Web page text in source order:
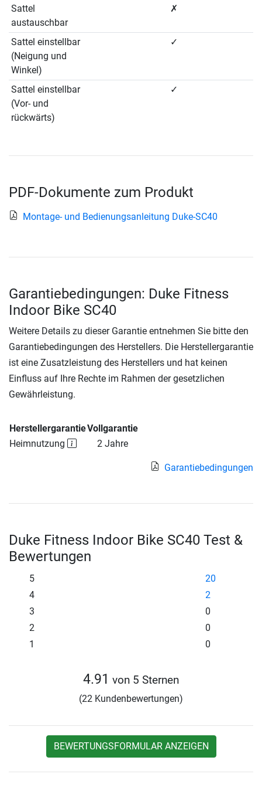
Sattel
austauschbar
✗
Sattel einstellbar
(Neigung und
Winkel)
✓
Sattel einstellbar
(Vor- und
rückwärts)
✓
PDF-Dokumente zum Produkt
Montage- und Bedienungsanleitung Duke-SC40
Garantiebedingungen: Duke Fitness
Indoor Bike SC40
Weitere Details zu dieser Garantie entnehmen Sie bitte den
Garantiebedingungen des Herstellers. Die Herstellergarantie
ist eine Zusatzleistung des Herstellers und hat keinen
Einfluss auf Ihre Rechte im Rahmen der gesetzlichen
Gewährleistung.
HerstellergarantieVollgarantie
Heimnutzung
2 Jahre
Garantiebedingungen
Duke Fitness Indoor Bike SC40 Test &
Bewertungen
5
20
4
2
3
0
2
0
1
0
4.91 von 5 Sternen
(22 Kundenbewertungen)
BEWERTUNGSFORMULAR ANZEIGEN